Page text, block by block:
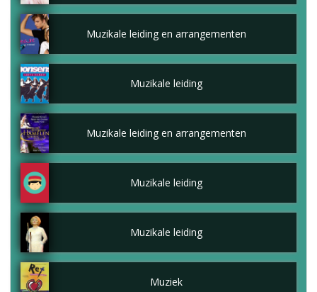
Muzikale leiding en arrangementen
Muzikale leiding
Muzikale leiding en arrangementen
Muzikale leiding
Muzikale leiding
Muziek